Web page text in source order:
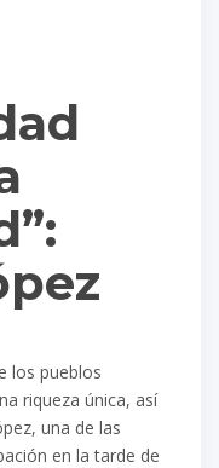
los pueblos
riqueza única, así
una de las
en la tarde de